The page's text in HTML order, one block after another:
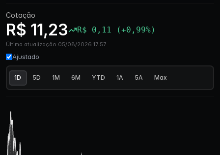
Cotação
R$ 11,23 R$ 0,11 (+0,99%)
Última atualização 05/08/2026 17:57
Ajustado
1D 5D 1M 6M YTD 1A 5A Max